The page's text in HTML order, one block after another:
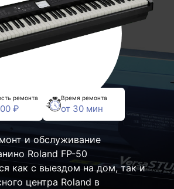
ремонта
₽
Время ремонта
от 30 мин
и обслуживание
Roland FP-50
как с выездом на дом, так и
центра Roland в